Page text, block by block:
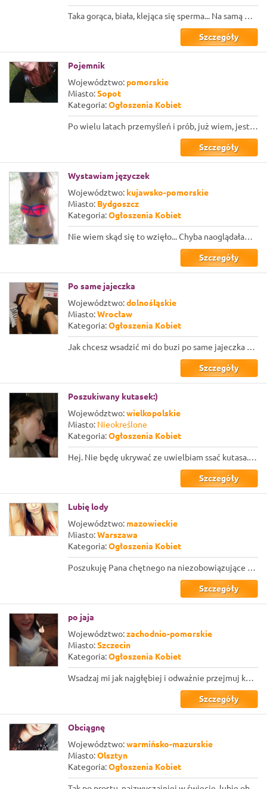
Taka gorąca, biała, klejąca się sperma... Na samą myśl przechodzą mnie ciarki, t...
Szczegóły
Pojemnik
Województwo: pomorskie
Miasto:Sopot
Kategoria:Ogłoszenia Kobiet
Po wielu latach przemyśleń i prób, już wiem, jestem po prostu pojemnikiem na spe...
Szczegóły
Wystawiam języczek
Województwo: kujawsko-pomorskie
Miasto: Bydgoszcz
Kategoria:Ogłoszenia Kobiet
Nie wiem skąd się to wzięło... Chyba naoglądałam się za dużo pornoli, ale uwielb...
Szczegóły
Po same jajeczka
Województwo:dolnośląskie
Miasto:Wrocław
Kategoria:Ogłoszenia Kobiet
Jak chcesz wsadzić mi do buzi po same jajeczka to koniecznie się odezwij... Dla ...
Szczegóły
Poszukiwany kutasek:)
Województwo:wielkopolskie
Miasto: Nieokreślone
Kategoria:Ogłoszenia Kobiet
Hej. Nie będę ukrywać ze uwielbiam ssać kutasa. Trochę moich możliwości pokazała...
Szczegóły
Lubię lody
Województwo: mazowieckie
Miasto:Warszawa
Kategoria:Ogłoszenia Kobiet
Poszukuję Pana chętnego na niezobowiązujące zabawy oralne. Lubię robić loda, jes...
Szczegóły
po jaja
Województwo:zachodnio-pomorskie
Miasto:Szczecin
Kategoria:Ogłoszenia Kobiet
Wsadzaj mi jak najgłębiej i odważnie przejmuj kontrolę nad chwilą, ale zawsze w ...
Szczegóły
Obciągnę
Województwo:warmińsko-mazurskie
Miasto:Olsztyn
Kategoria:Ogłoszenia Kobiet